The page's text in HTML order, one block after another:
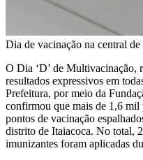
Dia de vacinação na central de
O Dia ‘D’ de Multivacinação,
resultados expressivos em
Prefeitura, por meio da
confirmou que mais de 1,6 mil
pontos de vacinação
distrito de Itaiacoca. No total,
imunizantes foram aplicadas